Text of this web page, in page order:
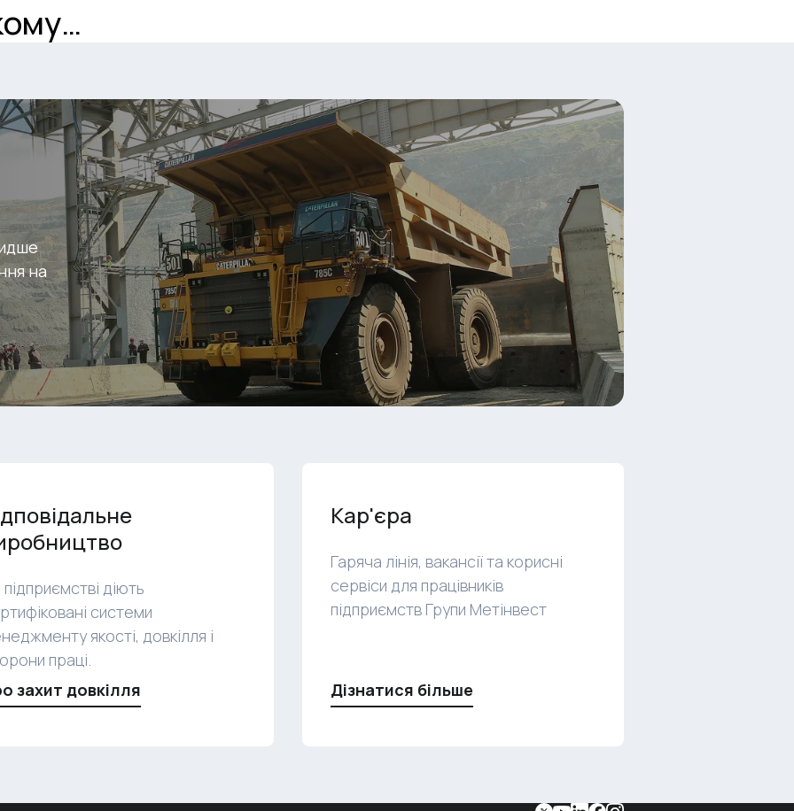
на
діють
системи
якості, довкілля і
праці.
захит довкілля
Кар'єра
Гаряча лінія, вакансії та корисні
сервіси для працівників
підприємств Групи Метінвест
Дізнатися більше